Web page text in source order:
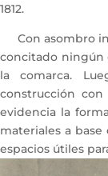
1812.
Con asombro
concitado ningún
la comarca.
construcción
evidencia la
materiales a
espacios útiles